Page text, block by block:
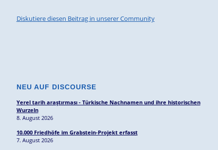
Diskutiere diesen Beitrag in unserer Community
NEU AUF DISCOURSE
Yerel tarih araştırması - Türkische Nachnamen und ihre historischen
Wurzeln
8. August 2026
10.000 Friedhöfe im Grabstein-Projekt erfasst
7. August 2026